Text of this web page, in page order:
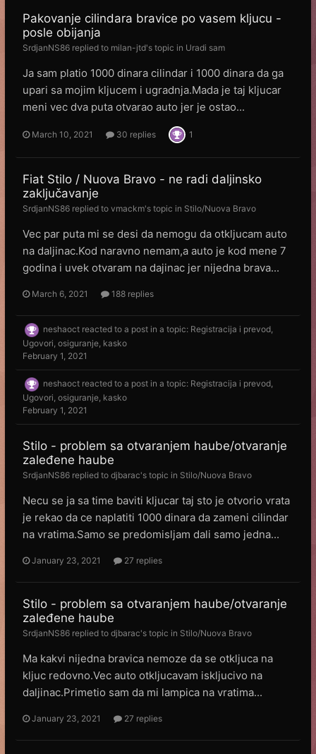
Pakovanje cilindara bravice po vasem kljucu -
posle obijanja
SrdjanNS86 replied to milan-jtd's topic in Uradi sam
Ja sam platio 1000 dinara cilindar i 1000 dinara da ga
upari sa mojim kljucem i ugradnja.Mada je taj kljucar
meni vec dva puta otvarao auto jer je ostao...
March 10, 2021 30 replies 1
Fiat Stilo / Nuova Bravo - ne radi daljinsko
zaključavanje
SrdjanNS86 replied to vmackm's topic in Stilo/Nuova Bravo
Vec par puta mi se desi da nemogu da otkljucam auto
na daljinac.Kod naravno nemam,a auto je kod mene 7
godina i uvek otvaram na dajinac jer nijedna brava...
March 6, 2021 188 replies
neshaoct reacted to a post in a topic: Registracija i prevod,
Ugovori, osiguranje, kasko
February 1, 2021
neshaoct reacted to a post in a topic: Registracija i prevod,
Ugovori, osiguranje, kasko
February 1, 2021
Stilo - problem sa otvaranjem haube/otvaranje
zaleđene haube
SrdjanNS86 replied to djbarac's topic in Stilo/Nuova Bravo
Necu se ja sa time baviti kljucar taj sto je otvorio vrata
je rekao da ce naplatiti 1000 dinara da zameni cilindar
na vratima.Samo se predomisljam dali samo jedna...
January 23, 2021 27 replies
Stilo - problem sa otvaranjem haube/otvaranje
zaleđene haube
SrdjanNS86 replied to djbarac's topic in Stilo/Nuova Bravo
Ma kakvi nijedna bravica nemoze da se otkljuca na
kljuc redovno.Vec auto otkljucavam iskljucivo na
daljinac.Primetio sam da mi lampica na vratima...
January 23, 2021 27 replies